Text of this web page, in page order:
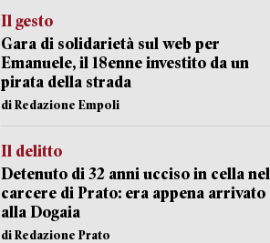
Il gesto
Gara di solidarietà sul web per
Emanuele, il 18enne investito da un
pirata della strada
di Redazione Empoli
Il delitto
Detenuto di 32 anni ucciso in cella nel
carcere di Prato: era appena arrivato
alla Dogaia
di Redazione Prato